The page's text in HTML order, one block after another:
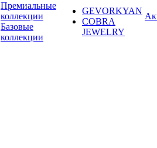
Премиальные
коллекции
Базовые
коллекции
GEVORKYAN
COBRA
JEWELRY